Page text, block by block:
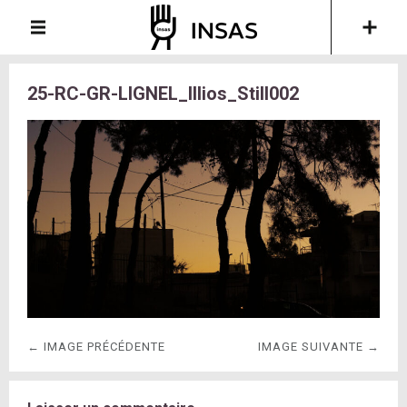
25-RC-GR-LIGNEL_Illios_Still002
← IMAGE PRÉCÉDENTE IMAGE SUIVANTE →